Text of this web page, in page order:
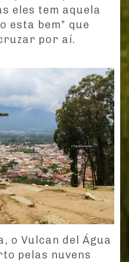
eles tem aquela
esta bem” que
por aí.
o Vulcan del Água
pelas nuvens